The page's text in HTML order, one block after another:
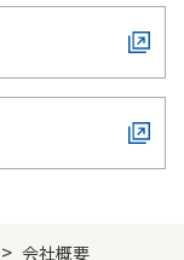
> 会社概要